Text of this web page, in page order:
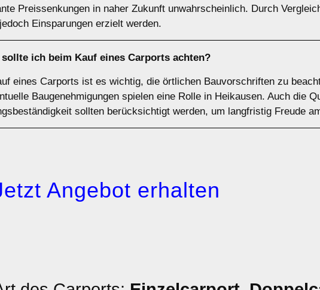
Preissenkungen in naher Zukunft unwahrscheinlich. Durch
Einsparungen erzielt werden.
ich beim Kauf eines Carports achten?
eines Carports ist es wichtig, die örtlichen Bauvorschriften zu
Baugenehmigungen spielen eine Rolle in Heikausen. Auch die
sollten berücksichtigt werden, um langfristig Freude
Angebot erhalten